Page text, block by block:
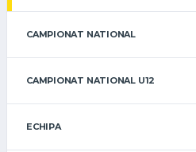
CAMPIONAT NATIONAL
CAMPIONAT NATIONAL U12
ECHIPA